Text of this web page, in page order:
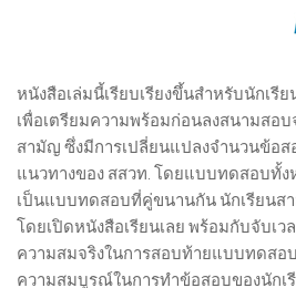
หนังสือเล่มนี้เรียบเรียงขึ้นสำหรับนักเรี
เพื่อเตรียมความพร้อมก่อนลงสนามสอ
สามัญ ซึ่งมีการเปลี่ยนแปลงจำนวนข้อ
แนวทางของ สสวท. โดยแบบทดสอบทั้
เป็นแบบทดสอบที่คู่ขนานกัน นักเรียนส
โดยเปิดหนังสือเรียนเลย พร้อมกับจับเว
ความสมจริงในการสอบท้ายแบบทดสอบ
ความสมบูรณ์ในการทำข้อสอบของนักเ